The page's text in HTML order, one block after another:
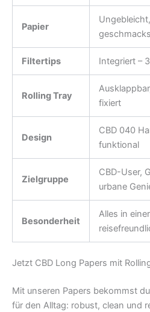
Papier
Filtertips Integriert –
Rolling Tray
fixiert
Design
CBD 040
funktional
Zielgruppe
CBD-User,
urbane
Besonderheit
Alles in
Jetzt CBD Long Papers mit
Mit unseren Papers bekommst
für den Alltag: robust, clean und